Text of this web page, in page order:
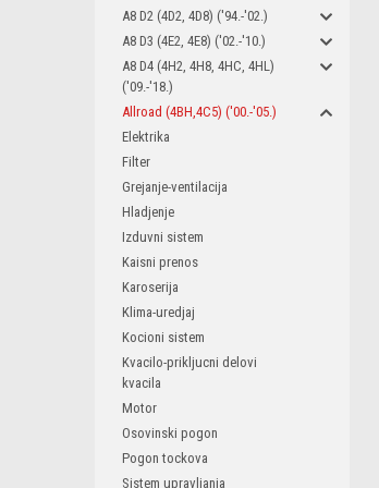
A8 D2 (4D2, 4D8) ('94.-'02.)
A8 D3 (4E2, 4E8) ('02.-'10.)
A8 D4 (4H2, 4H8, 4HC, 4HL)
('09.-'18.)
Allroad (4BH,4C5) ('00.-'05.)
Elektrika
Filter
Grejanje-ventilacija
Hladjenje
Izduvni sistem
Kaisni prenos
Karoserija
Klima-uredjaj
Kocioni sistem
Kvacilo-prikljucni delovi
kvacila
Motor
Osovinski pogon
Pogon tockova
Sistem upravljanja